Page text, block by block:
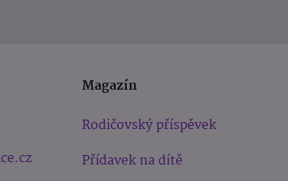
Magazín
Rodičovský příspěvek
Přídavek na dítě